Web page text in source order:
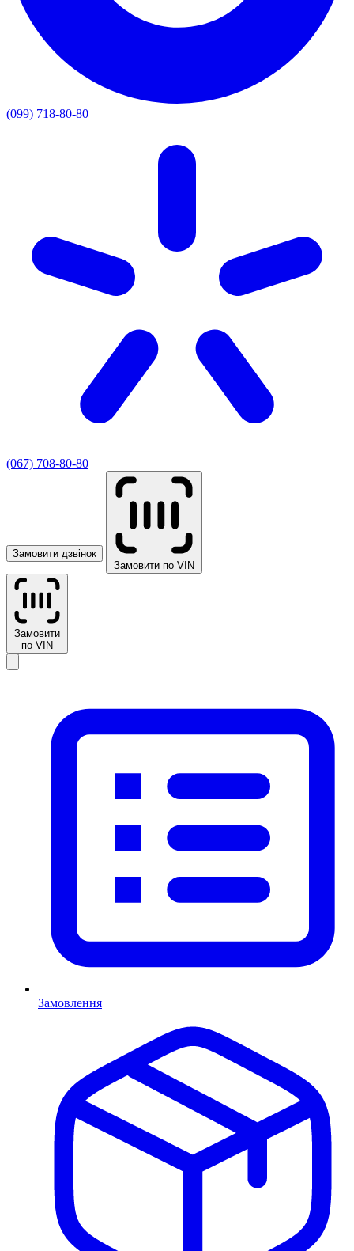
(099) 718-80-80
(067) 708-80-80
Замовити дзвінок
Замовити по VIN
Замовити
по VIN
Замовлення